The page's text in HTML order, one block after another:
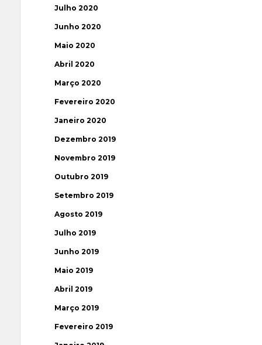
Julho 2020
Junho 2020
Maio 2020
Abril 2020
Março 2020
Fevereiro 2020
Janeiro 2020
Dezembro 2019
Novembro 2019
Outubro 2019
Setembro 2019
Agosto 2019
Julho 2019
Junho 2019
Maio 2019
Abril 2019
Março 2019
Fevereiro 2019